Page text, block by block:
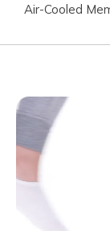
Air-Cooled